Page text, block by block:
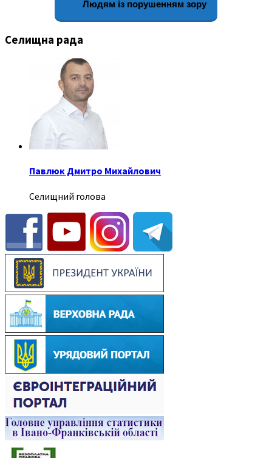
Людям із порушенням зору
Селищна рада
Павлюк Дмитро Михайлович
Селищний голова